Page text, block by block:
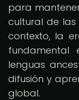
para
cultural de las
contexto, la
fundamental
lenguas
difusión y
global.